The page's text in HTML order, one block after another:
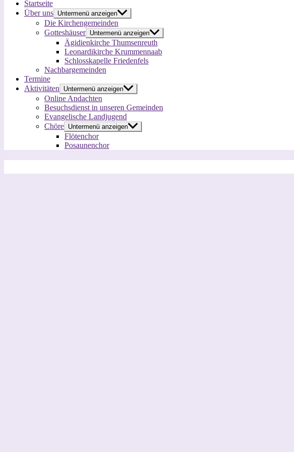
Startseite
Über uns Untermenü anzeigen
Die Kirchengemeinden
Gotteshäuser Untermenü anzeigen
Ägidienkirche Thumsenreuth
Leonardikirche Krummennaab
Schlosskapelle Friedenfels
Nachbargemeinden
Termine
Aktivitäten
Untermenü anzeigen
Online Andachten
Besuchsdienst in unseren Gemeinden
Evangelische Landjugend
Chöre Untermenü anzeigen
Flötenchor
Posaunenchor